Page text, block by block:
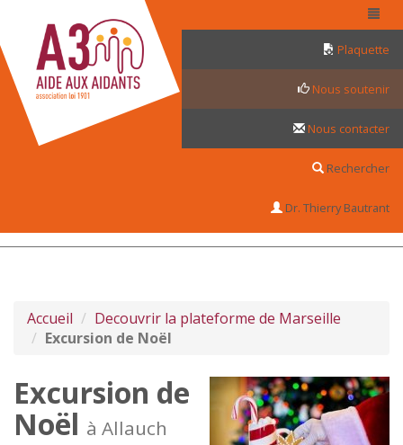
Plaquette
Nous soutenir
Nous contacter
Rechercher
Dr. Thierry Bautrant
Accueil
Decouvrir la plateforme de Marseille
Excursion de Noël
Excursion de
Noël à Allauch
Panneau de gestion des cookies